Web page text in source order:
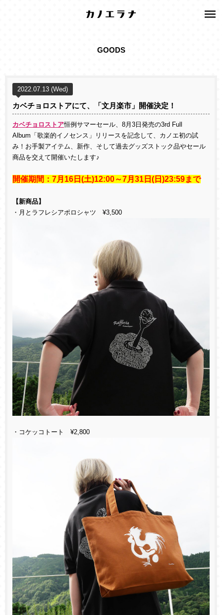
GOODS
2022.07.13 (Wed)
カベチョロストアにて、「文月楽市」開催決定！
カベチョロストア恒例サマーセール、8月3日発売の3rd Full
Album「歌楽的イノセンス」リリースを記念して、カノエ初の試
み！お手製アイテム、新作、そして過去グッズストック品やセール
商品を交えて開催いたします♪
開催期間： 7月 16 日 (土)12:00～7月 31 日 ( 日 )23:59まで
【新商品】
・月とラフレシアポロシャツ ¥3,500
・コケッコトート ¥2,800